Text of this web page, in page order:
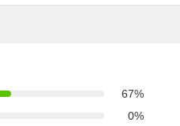
67%
0%